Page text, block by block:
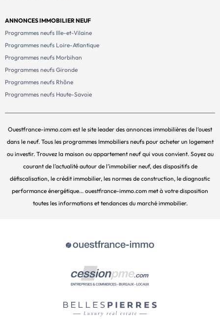
ANNONCES IMMOBILIER NEUF
Programmes neufs Ille-et-Vilaine
Programmes neufs Loire-Atlantique
Programmes neufs Morbihan
Programmes neufs Gironde
Programmes neufs Rhône
Programmes neufs Haute-Savoie
Ouestfrance-immo.com est le site leader des annonces immobilières de l’ouest
dans le neuf. Tous les programmes Immobiliers neufs pour acheter un logement
ou investir. Trouvez la maison ou appartement neuf qui vous convient. Soyez au
courant de l’actualité autour de l’immobilier neuf, des dispositifs de
défiscalisation, le crédit immobilier, les normes de construction, le diagnostic
performance énergétique... ouestfrance-immo.com met à votre disposition
toutes les informations et tendances du marché immobilier.